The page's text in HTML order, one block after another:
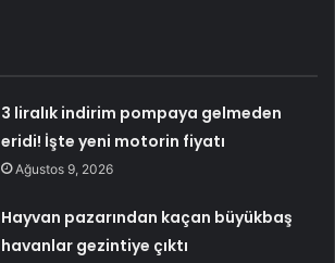
3 liralık indirim pompaya gelmeden
eridi! İşte yeni motorin fiyatı
Ağustos 9, 2026
Hayvan pazarından kaçan büyükbaş
havanlar gezintiye çıktı